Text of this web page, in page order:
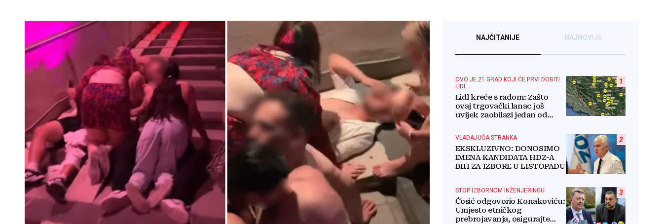
NAJČITANIJE NAJNOVIJE
1
OVO JE 21 GRAD KOJI ĆE PRVI DOBITI
LIDL
Lidl kreće s radom: Zašto
ovaj trgovački lanac još
uvijek zaobilazi jedan od
2
VLADAJUĆA STRANKA
EKSKLUZIVNO: DONOSIMO
IMENA KANDIDATA HDZ-A
BIH ZA IZBORE U LISTOPADU
3
STOP IZBORNOM INŽENJERINGU
Ćosić odgovorio Konakoviću:
Umjesto etničkog
prebrojavanja, osigurajte